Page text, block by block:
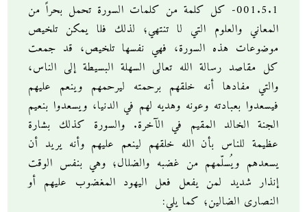
001.5.1- كل كلمة من كلمات السورة تحمل بحراً من
المعاني والعلوم التي لا تنتهي؛ لذلك فلا يمكن تلخيص
موضوعات هذه السورة، فهي نفسها تلخيص، قد جمعت
كل مقاصد رسالة الله تعالى السهلة البسيطة إلى الناس،
والتي مفادها أنه خلقهم برحمته ليرحمهم وينعم عليهم
فيسعدوا بعبادته وعونه وهديه لهم في الدنيا، ويسعدوا بنعيم
الجنة الخالد المقيم في الآخرة. والسورة كذلك بشارة
عظيمة للناس بأن الله خلقهم لينعم عليهم وأنه يريد أن
يسعدهم ويُسلّمهم من غضبه والضلال؛ وهي بنفس الوقت
إنذار شديد لمن يفعل فعل اليهود المغضوب عليهم أو
النصارى الضالين؛ كما يلي: